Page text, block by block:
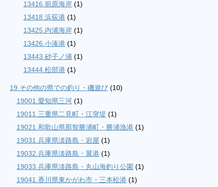
13416.前原海岸 (1)
13418.浜荻港 (1)
13425.内浦海岸 (1)
13426.小湊港 (1)
13443.砂子ノ浦 (1)
13444.松部港 (1)
19.その他の県での釣り・磯遊び (10)
19001.愛知県三河 (1)
19011.三重県二見町・江突堤 (1)
19021.和歌山県那智勝浦町・勝浦漁港 (1)
19031.兵庫県淡路島・岩屋 (1)
19032.兵庫県淡路島・翼港 (1)
19033.兵庫県淡路島・丸山海釣り公園 (1)
19041.香川県東かがわ市・三本松港 (1)